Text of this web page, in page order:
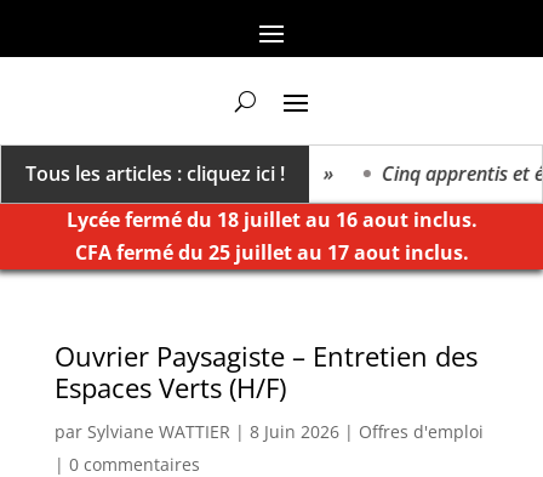
Tous les articles : cliquez ici !
va vers un millésime des extrêmes »
Cinq apprentis et
Lycée fermé du 18 juillet au 16 aout inclus.
CFA fermé du 25 juillet au 17 aout inclus.
Ouvrier Paysagiste – Entretien des
Espaces Verts (H/F)
par Sylviane WATTIER | 8 Juin 2026| Offres d'emploi
| 0 commentaires